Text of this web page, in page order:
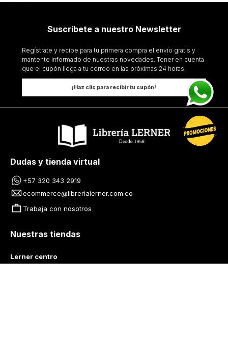
Suscríbete a nuestro Newsletter
Regístrate y recibe para tu primera compra el envío gratis y
mantente informado de nuestras novedades. Tener en cuenta
que el cupón llega a tu correo en las próximas 24 horas.
¡Haz clic para recibir tu cupón!
Dudas y tienda virtual
+57 320 343 2919
ecommerce@librerialerner.com.co
Trabaja con nosotros
Nuestras tiendas
Lerner centro